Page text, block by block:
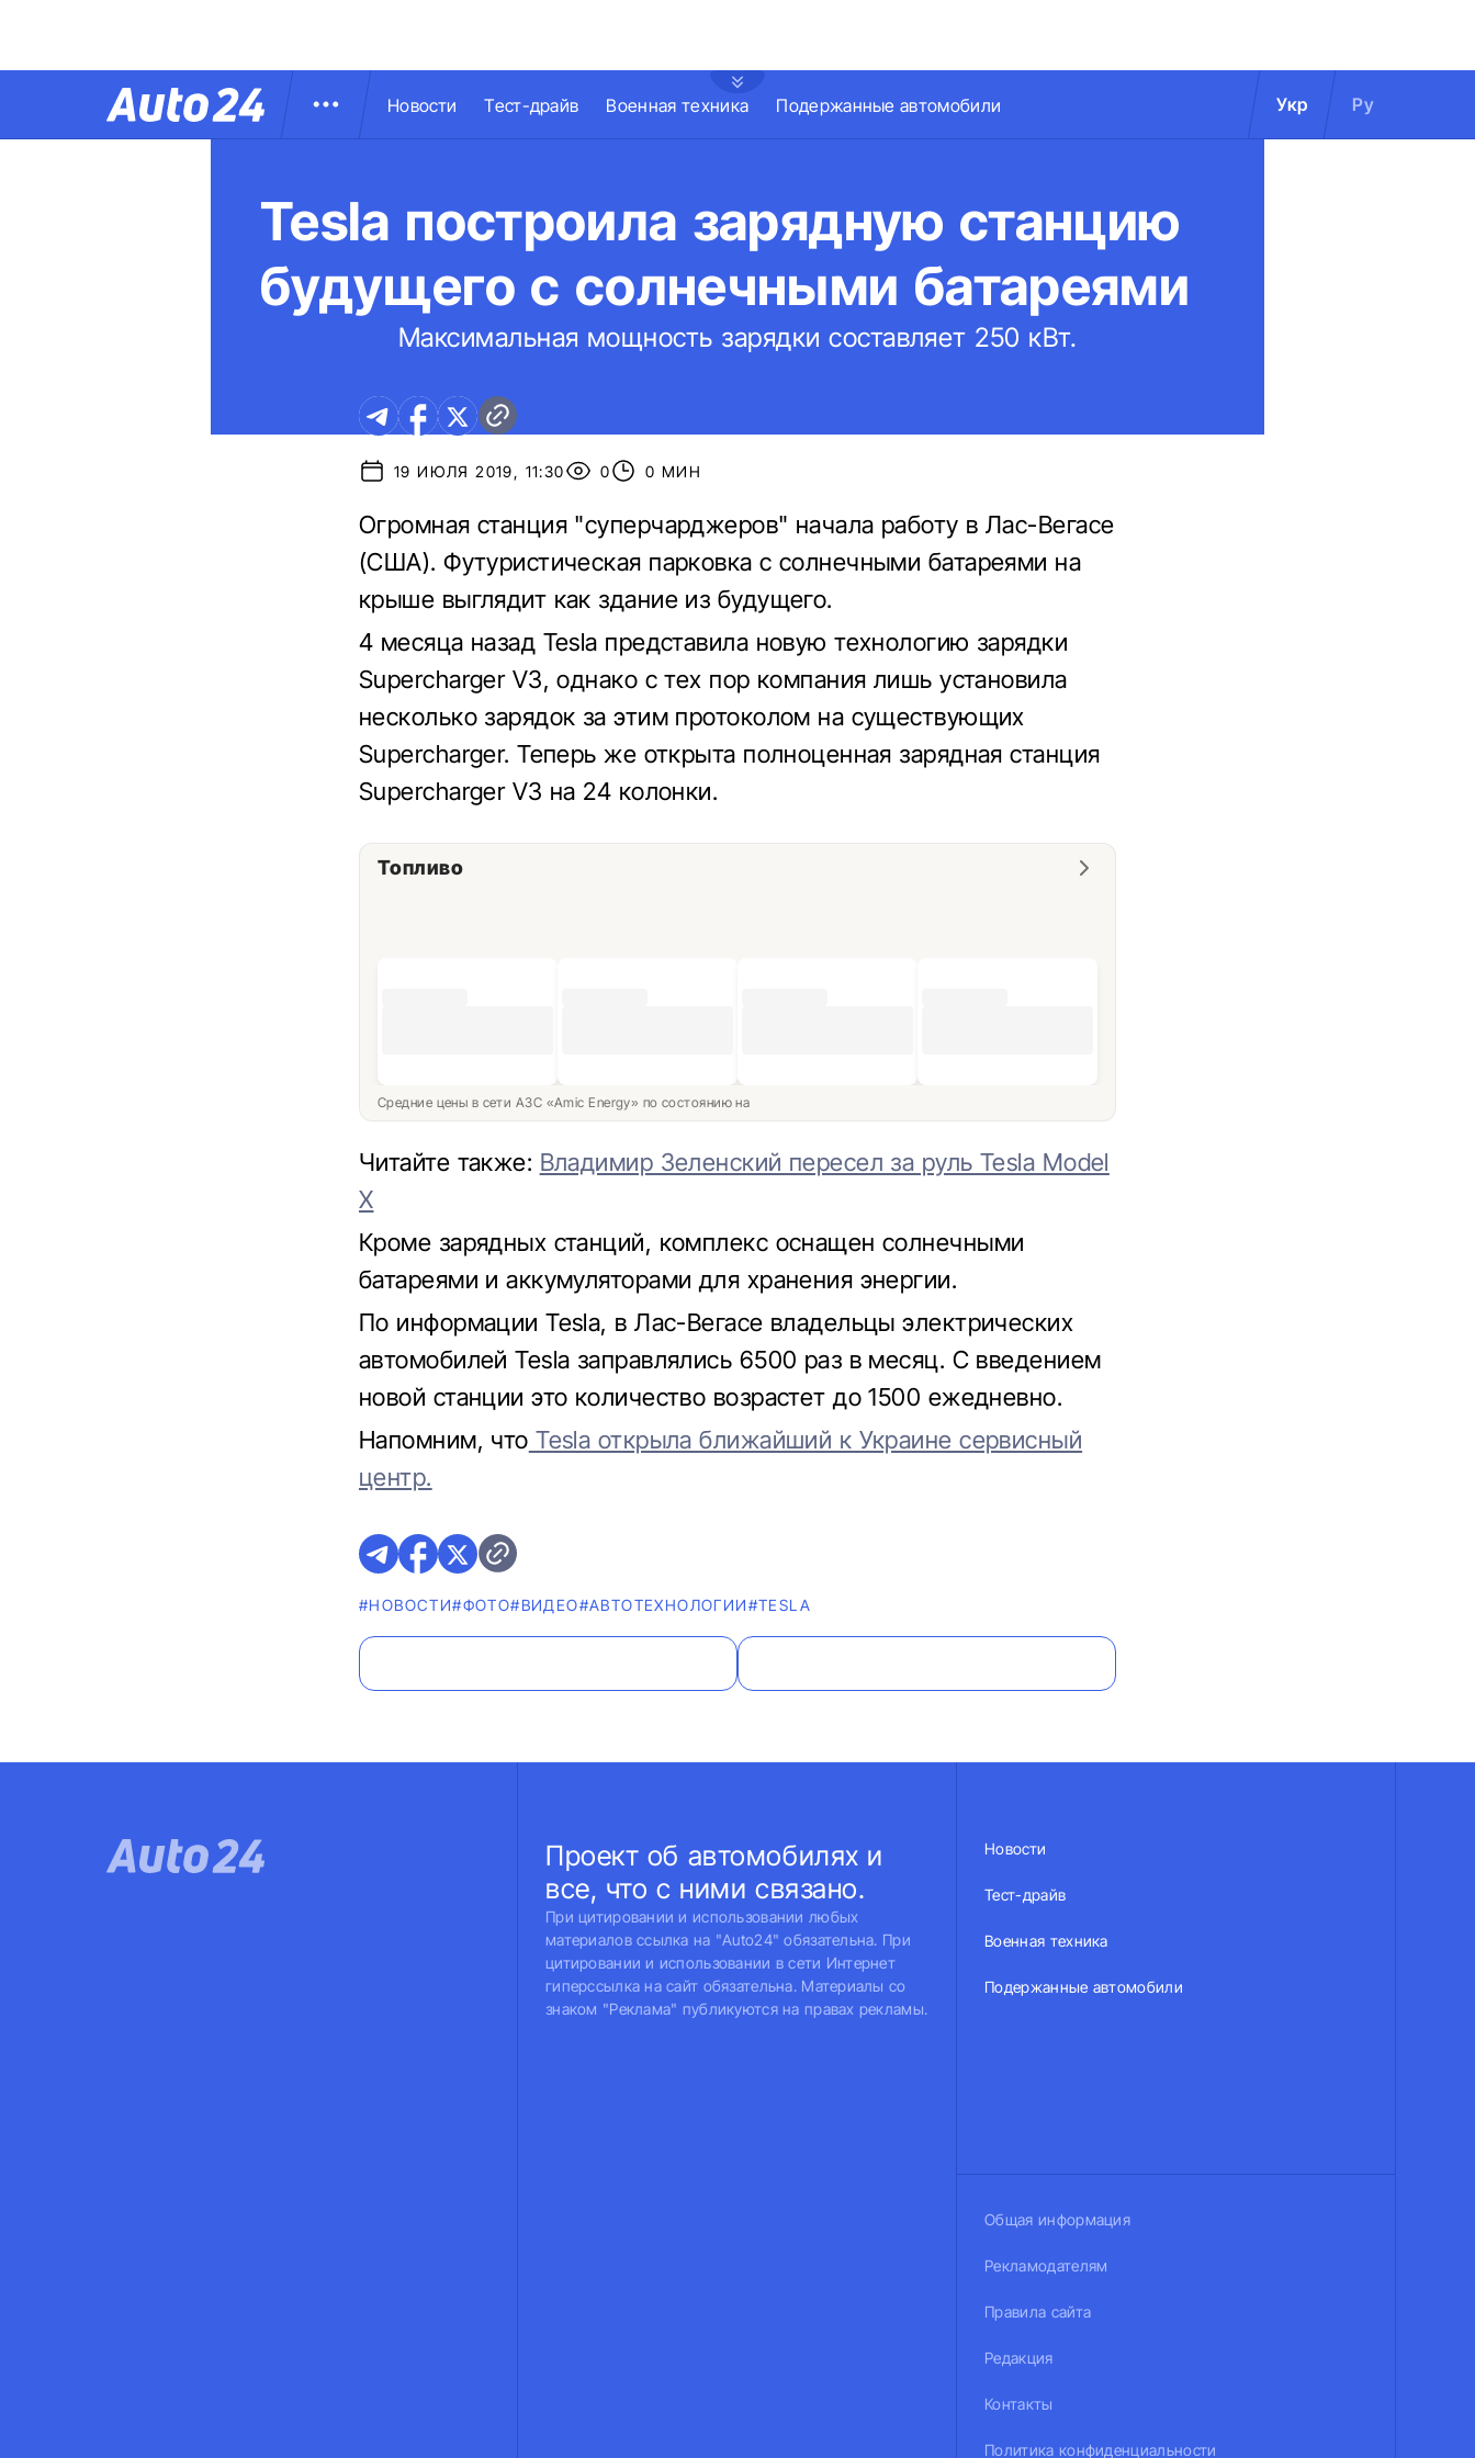
Новости Тест-драйв Военная техника Подержанные автомобили Укр Ру
Tesla построила зарядную станцию
будущего с солнечными батареями
Максимальная мощность зарядки составляет 250 кВт.
19 ИЮЛЯ 2019, 11:30 0 0 МИН
Огромная станция "суперчарджеров" начала работу в Лас-Вегасе
(США). Футуристическая парковка с солнечными батареями на
крыше выглядит как здание из будущего.
4 месяца назад Tesla представила новую технологию зарядки
Supercharger V3, однако с тех пор компания лишь установила
несколько зарядок за этим протоколом на существующих
Supercharger. Теперь же открыта полноценная зарядная станция
Supercharger V3 на 24 колонки.
Топливо
Средние цены в сети АЗС «Amic Energy» по состоянию на
Читайте также: Владимир Зеленский пересел за руль Tesla Model
X
Кроме зарядных станций, комплекс оснащен солнечными
батареями и аккумуляторами для хранения энергии.
По информации Tesla, в Лас-Вегасе владельцы электрических
автомобилей Tesla заправлялись 6500 раз в месяц. С введением
новой станции это количество возрастет до 1500 ежедневно.
Напомним, что Tesla открыла ближайший к Украине сервисный
центр.
#НОВОСТИ#ФОТО#ВИДЕО#АВТОТЕХНОЛОГИИ#TESLA
Проект об автомобилях и
все, что с ними связано.
При цитировании и использовании любых
материалов ссылка на "Auto24" обязательна. При
цитировании и использовании в сети Интернет
гиперссылка на сайт обязательна. Материалы со
знаком "Реклама" публикуются на правах рекламы.
Новости
Тест-драйв
Военная техника
Подержанные автомобили
Общая информация
Рекламодателям
Правила сайта
Редакция
Контакты
Политика конфиденциальности